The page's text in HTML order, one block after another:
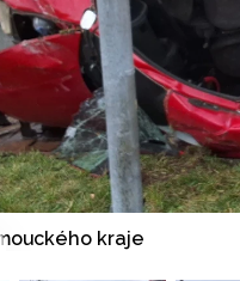
kraje